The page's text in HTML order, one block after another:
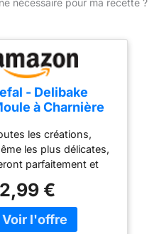
- Delibake
à Charnière
les créations,
les plus délicates,
parfaitement et
à la ceinture
du moule Le
plus large avec
€